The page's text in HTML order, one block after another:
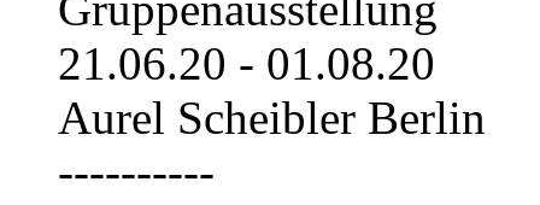
21.06.20 - 01.08.20
Aurel Scheibler Berlin
----------